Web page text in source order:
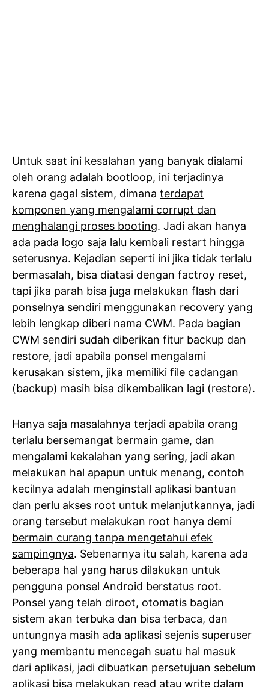
Untuk saat ini kesalahan yang banyak dialami
oleh orang adalah bootloop, ini terjadinya
karena gagal sistem, dimana terdapat
komponen yang mengalami corrupt dan
menghalangi proses booting. Jadi akan hanya
ada pada logo saja lalu kembali restart hingga
seterusnya. Kejadian seperti ini jika tidak terlalu
bermasalah, bisa diatasi dengan factroy reset,
tapi jika parah bisa juga melakukan flash dari
ponselnya sendiri menggunakan recovery yang
lebih lengkap diberi nama CWM. Pada bagian
CWM sendiri sudah diberikan fitur backup dan
restore, jadi apabila ponsel mengalami
kerusakan sistem, jika memiliki file cadangan
(backup) masih bisa dikembalikan lagi (restore).
Hanya saja masalahnya terjadi apabila orang
terlalu bersemangat bermain game, dan
mengalami kekalahan yang sering, jadi akan
melakukan hal apapun untuk menang, contoh
kecilnya adalah menginstall aplikasi bantuan
dan perlu akses root untuk melanjutkannya, jadi
orang tersebut melakukan root hanya demi
bermain curang tanpa mengetahui efek
sampingnya. Sebenarnya itu salah, karena ada
beberapa hal yang harus dilakukan untuk
pengguna ponsel Android berstatus root.
Ponsel yang telah diroot, otomatis bagian
sistem akan terbuka dan bisa terbaca, dan
untungnya masih ada aplikasi sejenis superuser
yang membantu mencegah suatu hal masuk
dari aplikasi, jadi dibuatkan persetujuan sebelum
aplikasi bisa melakukan read atau write dalam